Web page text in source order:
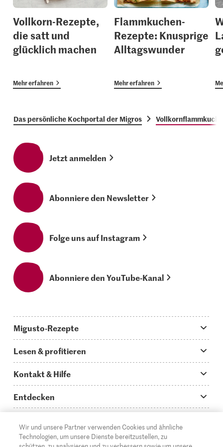
Vollkorn-Rezepte,
die satt und
glücklich machen
Mehr erfahren
Flammkuchen-
Rezepte: Knusprige
Alltagswunder
Mehr erfahren
Das persönliche Kochportal der Migros
Jetzt anmelden
Abonniere den Newsletter
Folge uns auf Instagram
Abonniere den YouTube-Kanal
Migusto-Rezepte
Was koche ich heute?
Hauptgerichte
Schnelle & einfache Rezepte
Apéro & Fingerfood
Lesen & profitieren
Storys
How to-Videos
Glossar
Kontakt & Hilfe
Infos zum Kochen mit Migusto
Kontakt
Entdecken
Supermarkt
Migros Online
DE FR IT
Wir und unsere Partner verwenden Cookies und ähnliche
Technologien, um unsere Dienste bereitzustellen, zu